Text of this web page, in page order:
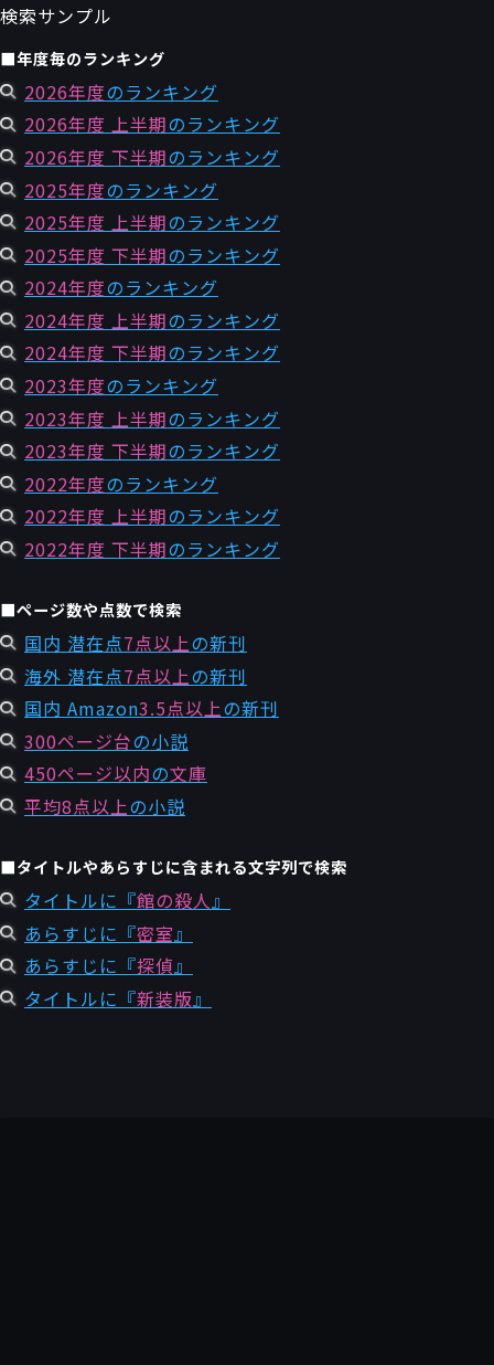
検索サンプル
■年度毎のランキング
2026年度のランキング
2026年度 上半期のランキング
2026年度 下半期のランキング
2025年度のランキング
2025年度 上半期のランキング
2025年度 下半期のランキング
2024年度のランキング
2024年度 上半期のランキング
2024年度 下半期のランキング
2023年度のランキング
2023年度 上半期のランキング
2023年度 下半期のランキング
2022年度のランキング
2022年度 上半期のランキング
2022年度 下半期のランキング
■ページ数や点数で検索
国内 潜在点7点以上の新刊
海外 潜在点7点以上の新刊
国内 Amazon3.5点以上の新刊
300ページ台の小説
450ページ以内の文庫
平均8点以上の小説
■タイトルやあらすじに含まれる文字列で検索
タイトルに『館の殺人』
あらすじに『密室 』
あらすじに『探偵』
タイトルに『新装版』